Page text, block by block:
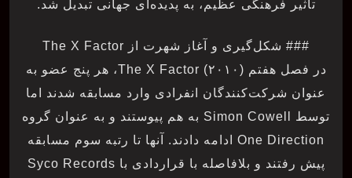
تأثیر فرهنگی عظیم، به پدیده‌ای جهانی تبدیل شد.
### شکل‌گیری و آغاز شهرت از The X Factor
در فصل هفتم The X Factor (۲۰۱۰)، هر پنج عضو به
عنوان شرکت‌کنندگان انفرادی وارد مسابقه شدند اما
توسط Simon Cowell به هم پیوستند و به عنوان گروه
One Direction ادامه دادند. آنها تا رتبه سوم مسابقه
پیش رفتند و بلافاصله با قراردادی با Syco Records